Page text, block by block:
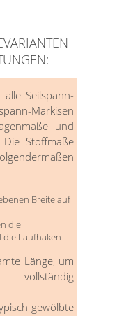
Seilspann-
Markisen
und
Stoffmaße
Breite auf
die
Laufhaken
Länge, um
gewölbte